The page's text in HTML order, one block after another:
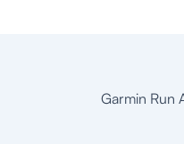
Garmin Run